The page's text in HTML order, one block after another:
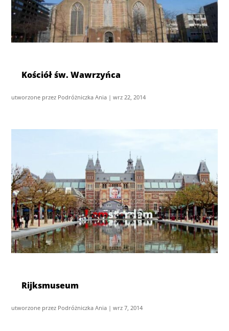
Kościół św. Wawrzyńca
utworzone przez Podróżniczka Ania |wrz 22, 2014
Rijksmuseum
utworzone przez Podróżniczka Ania |wrz 7, 2014